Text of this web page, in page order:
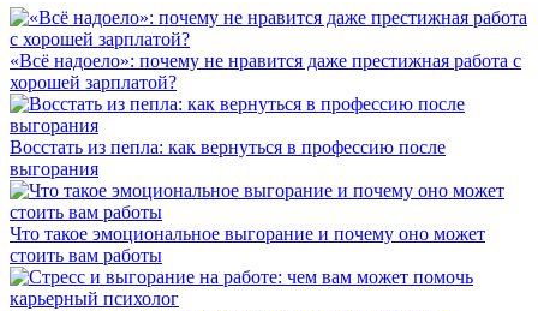
«Всё надоело»: почему не нравится даже престижная работа с
хорошей зарплатой?
Восстать из пепла: как вернуться в профессию после
выгорания
Что такое эмоциональное выгорание и почему оно может
стоить вам работы